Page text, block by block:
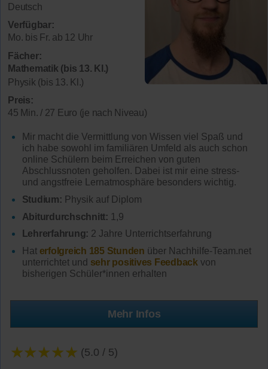
Deutsch
Verfügbar:
Mo. bis Fr. ab 12 Uhr
Fächer:
Mathematik (bis 13. Kl.)
Physik (bis 13. Kl.)
Preis:
45 Min. / 27 Euro (je nach Niveau)
Mir macht die Vermittlung von Wissen viel Spaß und
ich habe sowohl im familiären Umfeld als auch schon
online Schülern beim Erreichen von guten
Abschlussnoten geholfen. Dabei ist mir eine stress-
und angstfreie Lernatmosphäre besonders wichtig.
Studium: Physik auf Diplom
Abiturdurchschnitt: 1,9
Lehrerfahrung: 2 Jahre Unterrichtserfahrung
Hat erfolgreich 185 Stunden über Nachhilfe-Team.net
unterrichtet und sehr positives Feedback von
bisherigen Schüler*innen erhalten
Mehr Infos
★★★★★ (5.0 / 5)